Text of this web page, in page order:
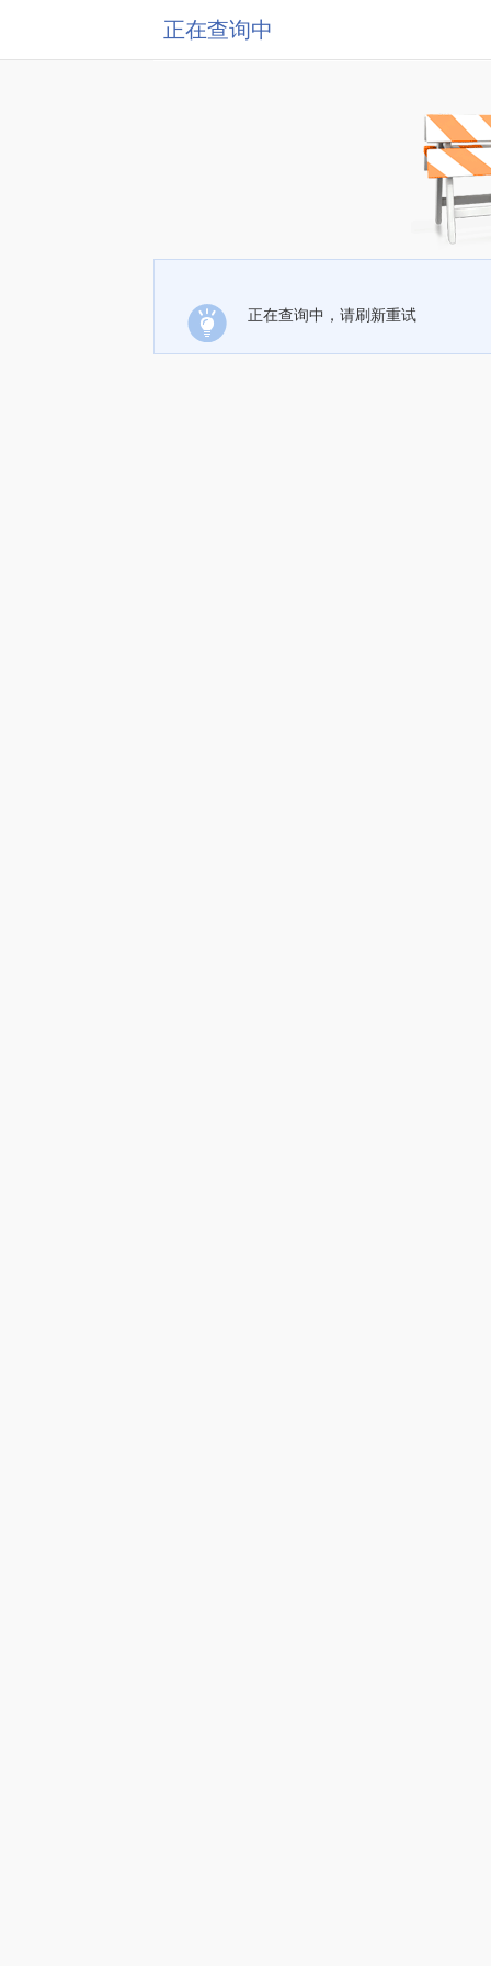
正在查询中
正在查询中，请刷新重试